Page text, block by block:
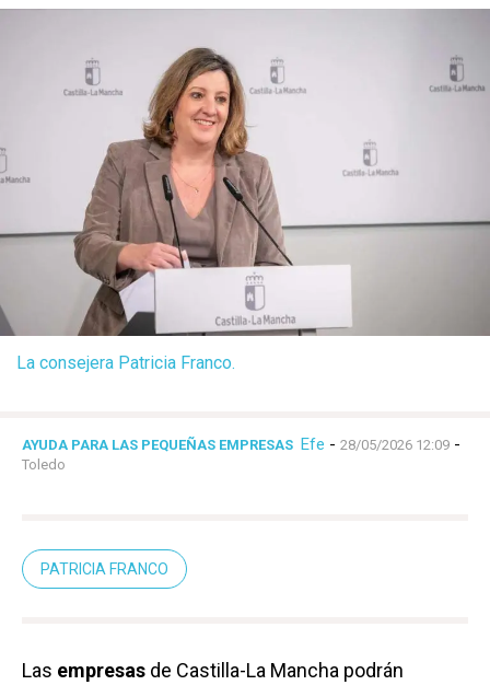
La consejera Patricia Franco.
AYUDA PARA LAS PEQUEÑAS EMPRESAS Efe - 28/05/2026 12:09 -
Toledo
PATRICIA FRANCO
Las empresas de Castilla-La Mancha podrán